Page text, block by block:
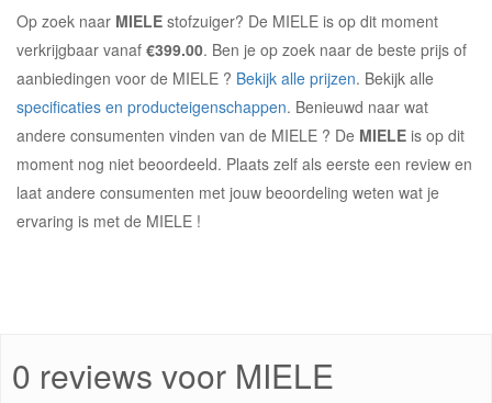
Op zoek naar MIELE stofzuiger? De MIELE is op dit moment
verkrijgbaar vanaf €399.00. Ben je op zoek naar de beste prijs of
aanbiedingen voor de MIELE ? Bekijk alle prijzen. Bekijk alle
specificaties en producteigenschappen. Benieuwd naar wat
andere consumenten vinden van de MIELE ? De MIELE is op dit
moment nog niet beoordeeld. Plaats zelf als eerste een review en
laat andere consumenten met jouw beoordeling weten wat je
ervaring is met de MIELE !
0 reviews voor MIELE